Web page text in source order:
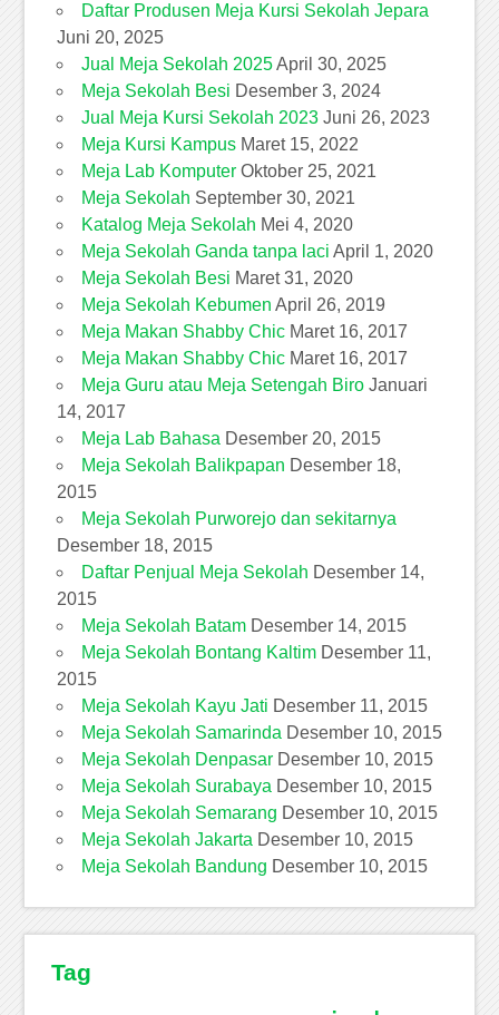
Daftar Produsen Meja Kursi Sekolah Jepara
Juni 20, 2025
Jual Meja Sekolah 2025 April 30, 2025
Meja Sekolah Besi Desember 3, 2024
Jual Meja Kursi Sekolah 2023 Juni 26, 2023
Meja Kursi Kampus Maret 15, 2022
Meja Lab Komputer Oktober 25, 2021
Meja Sekolah September 30, 2021
Katalog Meja Sekolah Mei 4, 2020
Meja Sekolah Ganda tanpa laci April 1, 2020
Meja Sekolah Besi Maret 31, 2020
Meja Sekolah Kebumen April 26, 2019
Meja Makan Shabby Chic Maret 16, 2017
Meja Makan Shabby Chic Maret 16, 2017
Meja Guru atau Meja Setengah Biro Januari
14, 2017
Meja Lab Bahasa Desember 20, 2015
Meja Sekolah Balikpapan Desember 18,
2015
Meja Sekolah Purworejo dan sekitarnya
Desember 18, 2015
Daftar Penjual Meja Sekolah Desember 14,
2015
Meja Sekolah Batam Desember 14, 2015
Meja Sekolah Bontang Kaltim Desember 11,
2015
Meja Sekolah Kayu Jati Desember 11, 2015
Meja Sekolah Samarinda Desember 10, 2015
Meja Sekolah Denpasar Desember 10, 2015
Meja Sekolah Surabaya Desember 10, 2015
Meja Sekolah Semarang Desember 10, 2015
Meja Sekolah Jakarta Desember 10, 2015
Meja Sekolah Bandung Desember 10, 2015
Tag